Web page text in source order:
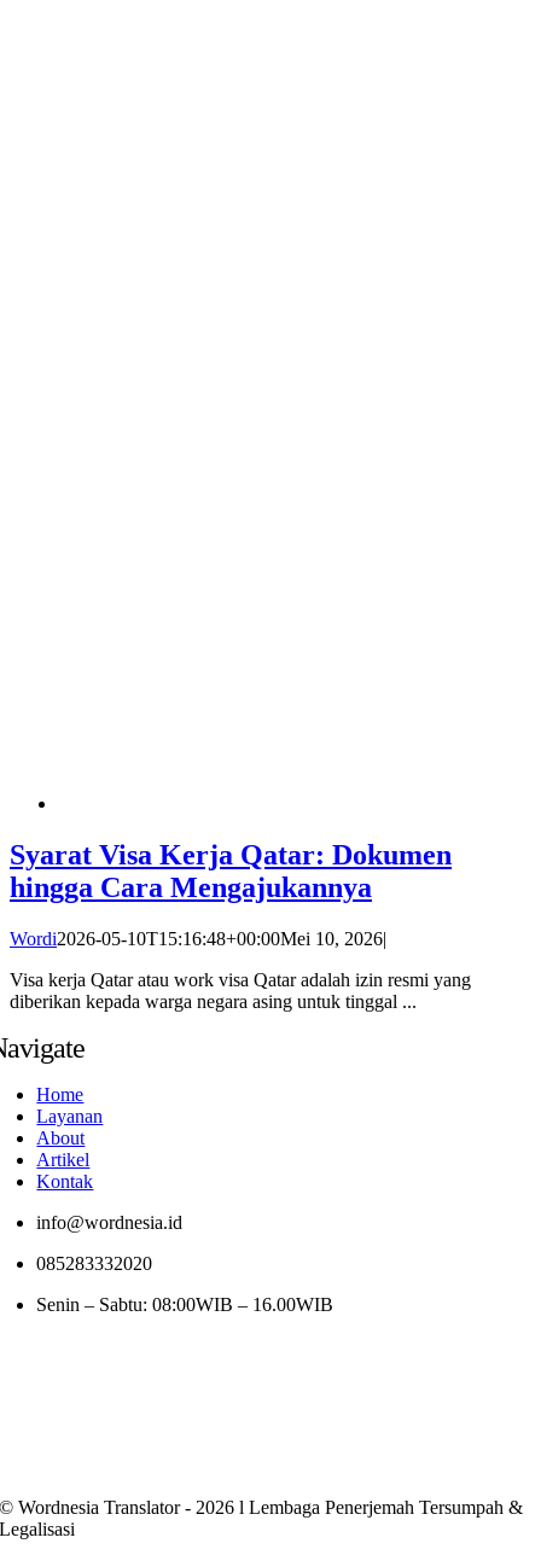
Syarat Visa Kerja Qatar: Dokumen
hingga Cara Mengajukannya
Wordi2026-05-10T15:16:48+00:00Mei 10, 2026|
Visa kerja Qatar atau work visa Qatar adalah izin resmi yang
diberikan kepada warga negara asing untuk tinggal ...
Home
Layanan
About
Artikel
Kontak
info@wordnesia.id
085283332020
Senin – Sabtu: 08:00WIB – 16.00WIB
© Wordnesia Translator - 2026 l Lembaga Penerjemah Tersumpah &
Legalisasi